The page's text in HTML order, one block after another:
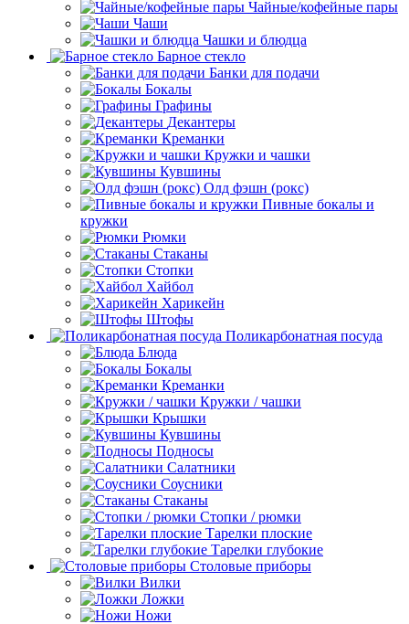
Чайные/кофейные пары
Чаши
Чашки и блюдца
Барное стекло
Банки для подачи
Бокалы
Графины
Декантеры
Креманки
Кружки и чашки
Кувшины
Олд фэшн (рокс)
Пивные бокалы и
кружки
Рюмки
Стаканы
Стопки
Хайбол
Харикейн
Штофы
Поликарбонатная посуда
Блюда
Бокалы
Креманки
Кружки / чашки
Крышки
Кувшины
Подносы
Салатники
Соусники
Стаканы
Стопки / рюмки
Тарелки плоские
Тарелки глубокие
Столовые приборы
Вилки
Ложки
Ножи